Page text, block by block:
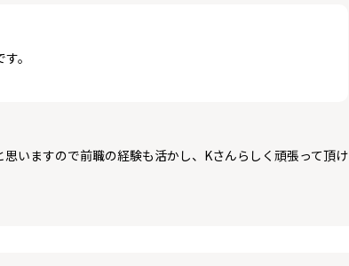
。
いますので前職の経験も活かし、Kさんらしく頑張って頂け